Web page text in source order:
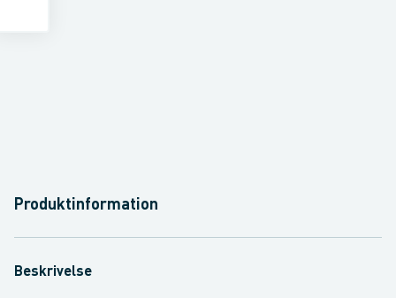
Produktinformation
Beskrivelse